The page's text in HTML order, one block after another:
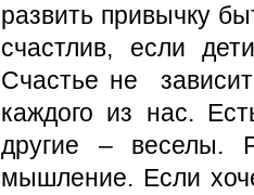
развить привычку
счастлив, если
Счастье не
каждого из нас.
другие – веселы.
мышление. Если